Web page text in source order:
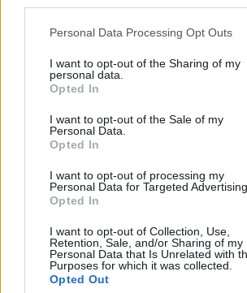
Personal Data Processing Opt Outs
I want to opt-out of the Sharing of my
personal data.
Opted In
I want to opt-out of the Sale of my
Personal Data.
Opted In
I want to opt-out of processing my
Personal Data for Targeted Advertising.
Opted In
I want to opt-out of Collection, Use,
Retention, Sale, and/or Sharing of my
Personal Data that Is Unrelated with
Purposes for which it was collected.
Opted Out
fenntartható
szükség
Kína népessége
Greendex Szemle